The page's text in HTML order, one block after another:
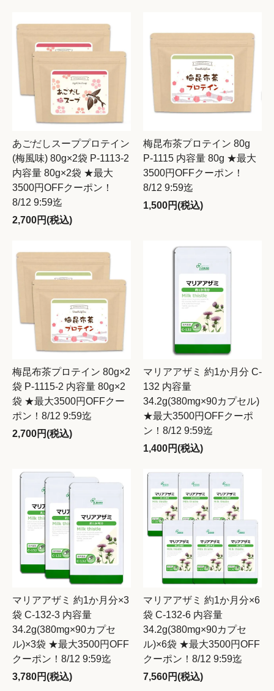
あごだしスーププロテイン
(梅風味) 80g×2袋 P-1113-2
内容量 80g×2袋 ★最大
3500円OFFクーポン！
8/12 9:59迄
2,700円(税込)
梅昆布茶プロテイン 80g
P-1115 内容量 80g ★最大
3500円OFFクーポン！
8/12 9:59迄
1,500円(税込)
梅昆布茶プロテイン 80g×2
袋 P-1115-2 内容量 80g×2
袋 ★最大3500円OFFクー
ポン！8/12 9:59迄
2,700円(税込)
マリアアザミ 約1か月分 C-
132 内容量
34.2g(380mg×90カプセル)
★最大3500円OFFクーポ
ン！8/12 9:59迄
1,400円(税込)
マリアアザミ 約1か月分×3
袋 C-132-3 内容量
34.2g(380mg×90カプセ
ル)×3袋 ★最大3500円OFF
クーポン！8/12 9:59迄
3,780円(税込)
マリアアザミ 約1か月分×6
袋 C-132-6 内容量
34.2g(380mg×90カプセ
ル)×6袋 ★最大3500円OFF
クーポン！8/12 9:59迄
7,560円(税込)